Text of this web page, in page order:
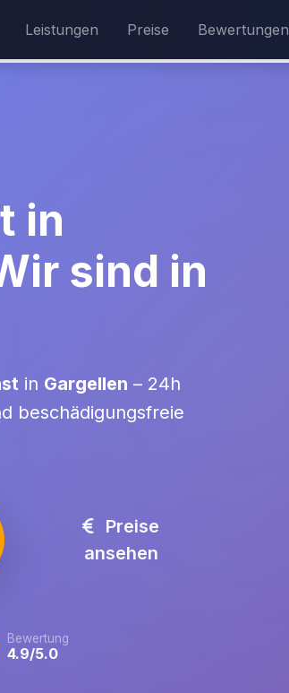
Leistungen Preise Bewertungen
in
sind in
in Gargellen – 24h
beschädigungsfreie
Preise
ansehen
Bewertung
4.9/5.0